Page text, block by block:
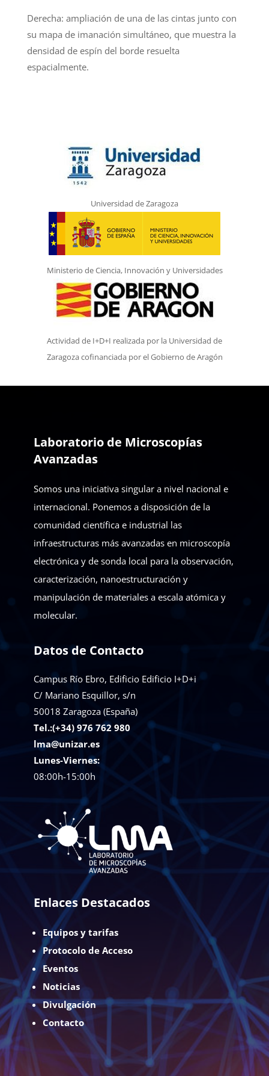
Derecha: ampliación de una de las cintas junto con
su mapa de imanación simultáneo, que muestra la
densidad de espín del borde resuelta
espacialmente.
Universidad de Zaragoza
Ministerio de Ciencia, Innovación y Universidades
Actividad de I+D+I realizada por la Universidad de
Zaragoza cofinanciada por el Gobierno de Aragón
Laboratorio de Microscopías
Avanzadas
Somos una iniciativa singular a nivel nacional e
internacional. Ponemos a disposición de la
comunidad científica e industrial las
infraestructuras más avanzadas en microscopía
electrónica y de sonda local para la observación,
caracterización, nanoestructuración y
manipulación de materiales a escala atómica y
molecular.
Datos de Contacto
Campus Río Ebro, Edificio Edificio I+D+i
C/ Mariano Esquillor, s/n
50018 Zaragoza (España)
Tel.:(+34) 976 762 980
lma@unizar.es
Lunes-Viernes:
08:00h-15:00h
Enlaces Destacados
Equipos y tarifas
Protocolo de Acceso
Eventos
Noticias
Divulgación
Contacto